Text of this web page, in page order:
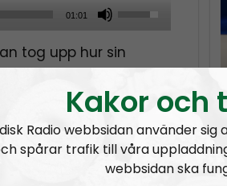
01:01
U
e
p
D
o
tog upp hur sin
förvridas genom
av verkligheten.
SWISH:
RN DIREKT#415:Sommarlov
Kakor och
Radio webbsidan använder
spårar trafik till våra
webbsidan ska